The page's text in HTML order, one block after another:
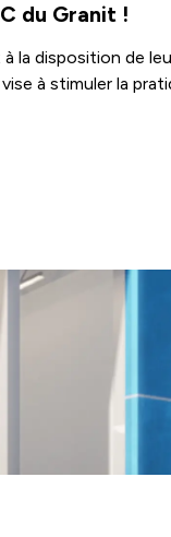
du Granit !
la disposition de
à stimuler la